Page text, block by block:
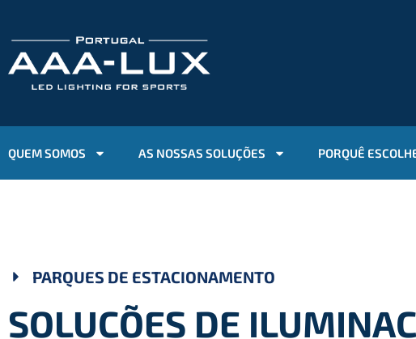
QUEM SOMOS AS NOSSAS SOLUÇÕES PORQUÊ
PARQUES DE ESTACIONAMENTO
SOLUÇÕES DE